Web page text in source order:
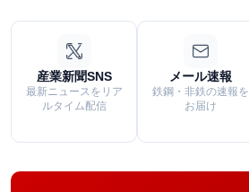
産業新聞SNS
最新ニュースをリア
ルタイム配信
メール速報
鉄鋼・非鉄の速報を
お届け